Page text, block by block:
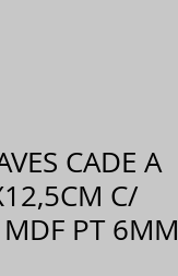
CADE A
C/
PT 6MM